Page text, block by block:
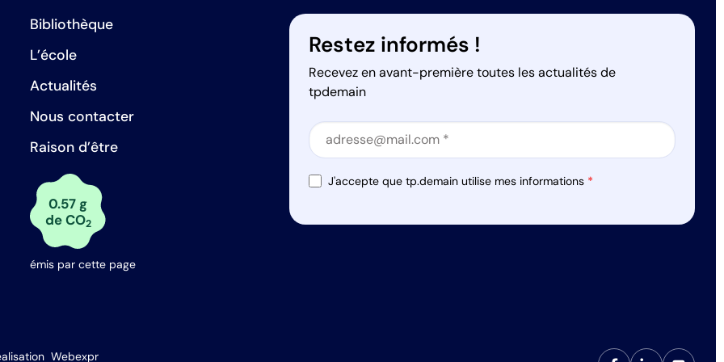
Bibliothèque
L’école
Actualités
Nous contacter
Raison d’être
0.57 g
de CO2
émis par cette page
Restez informés !
Recevez en avant-première toutes les actualités de
tpdemain
Section
Section
J'accepte que tp.demain utilise mes informations *
Webexpr